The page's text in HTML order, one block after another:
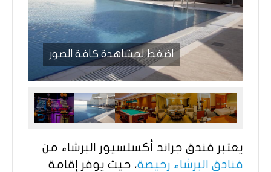
اضغط لمشاهدة كافة الصور
يعتبر فندق جراند أكسلسيور البرشاء من
فنادق البرشاء رخيصة، حيث يوفر إقامة